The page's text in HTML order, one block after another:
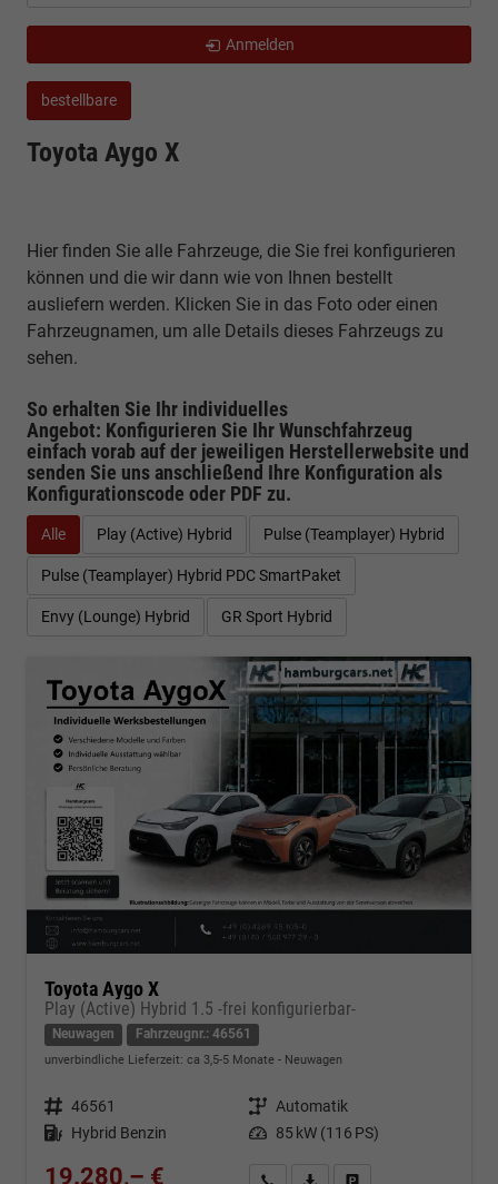
bestellbare
Toyota Aygo X
Hier finden Sie alle Fahrzeuge, die Sie frei konfigurieren
können und die wir dann wie von Ihnen bestellt
ausliefern werden. Klicken Sie in das Foto oder einen
Fahrzeugnamen, um alle Details dieses Fahrzeugs zu
sehen.
So erhalten Sie Ihr individuelles
Angebot: Konfigurieren Sie Ihr Wunschfahrzeug
einfach vorab auf der jeweiligen Herstellerwebsite und
senden Sie uns anschließend Ihre Konfiguration als
Konfigurationscode oder PDF zu.
Alle Play (Active) Hybrid Pulse (Teamplayer) Hybrid
Pulse (Teamplayer) Hybrid PDC SmartPaket
Envy (Lounge) Hybrid GR Sport Hybrid
Toyota Aygo X
Play (Active) Hybrid 1.5 -frei konfigurierbar-
Neuwagen Fahrzeugnr.: 46561
unverbindliche Lieferzeit: ca 3,5-5 Monate Neuwagen
Fahrzeugnr. 46561 Getriebe Automatik
Kraftstoff Hybrid Benzin Leistung 85 kW (116 PS)
19.280,– € Kontakt & Angebot anfordern
PDF-Datei, Fahrzeugexposé
Anmelden